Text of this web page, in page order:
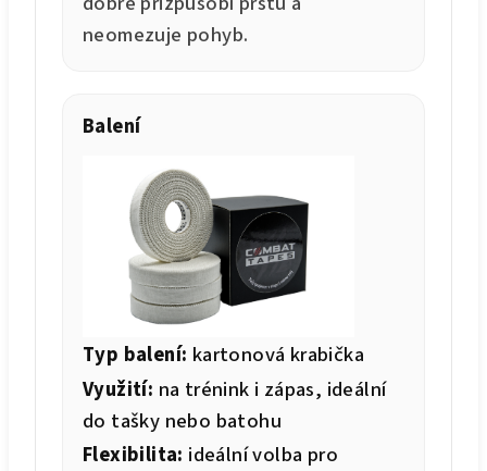
neomezuje pohyb.
Balení
Typ balení: kartonová krabička
Využití: na trénink i zápas, ideální
do tašky nebo batohu
Flexibilita: ideální volba pro